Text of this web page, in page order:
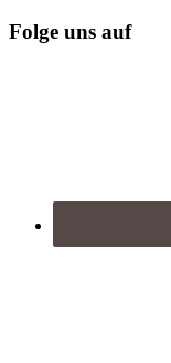
Folge uns auf